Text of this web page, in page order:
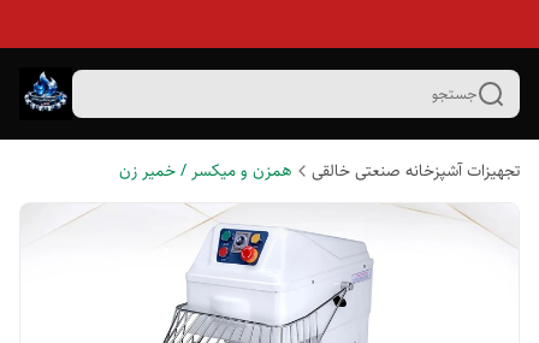
جستجو
تجهیزات آشپزخانه صنعتی خالقی همزن و میکسر / خمیر زن